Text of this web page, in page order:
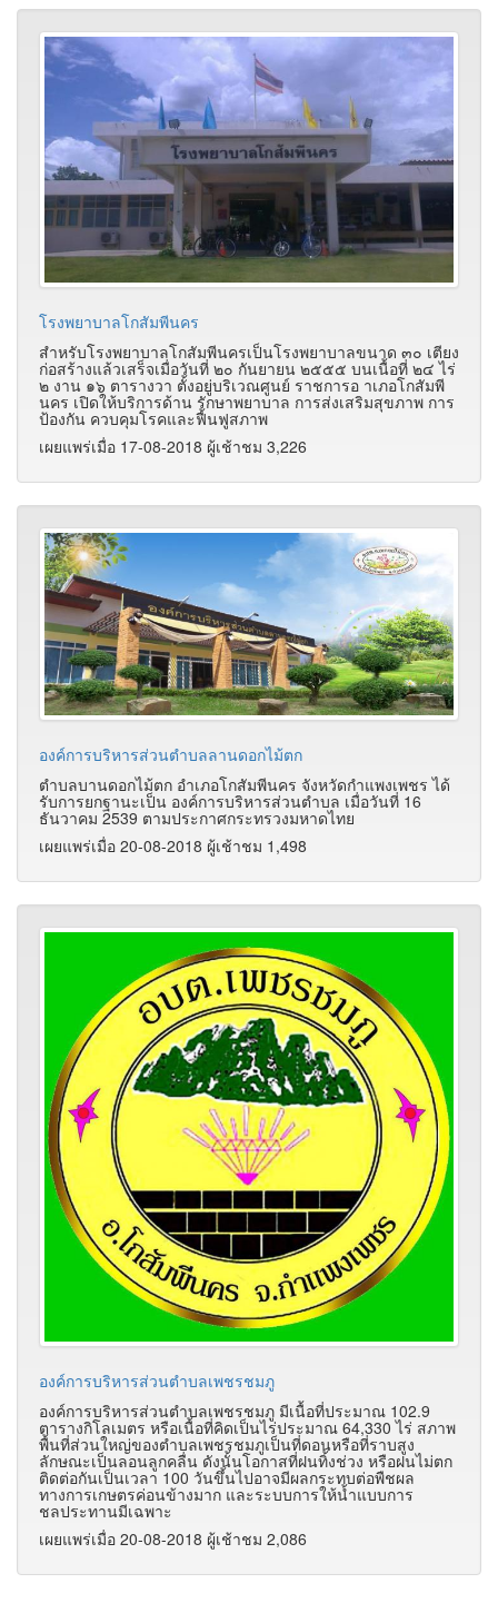
โรงพยาบาลโกสัมพีนคร
สำหรับโรงพยาบาลโกสัมพีนครเป็นโรงพยาบาลขนาด ๓๐ เตียง
ก่อสร้างแล้วเสร็จเมื่อวันที่ ๒๐ กันยายน ๒๕๕๕ บนเนื้อที่ ๒๔ ไร่
๒ งาน ๑๖ ตารางวา ตั้งอยู่บริเวณศูนย์ ราชการอ าเภอโกสัมพี
นคร เปิดให้บริการด้าน รักษาพยาบาล การส่งเสริมสุขภาพ การ
ป้องกัน ควบคุมโรคและฟื้นฟูสภาพ
เผยแพร่เมื่อ 17-08-2018 ผู้เช้าชม 3,226
องค์การบริหารส่วนตําบลลานดอกไม้ตก
ตำบลบานดอกไม้ตก อำเภอโกสัมพีนคร จังหวัดกำแพงเพชร ได้
รับการยกฐานะเป็น องค์การบริหารส่วนตำบล เมื่อวันที่ 16
ธันวาคม 2539 ตามประกาศกระทรวงมหาดไทย
เผยแพร่เมื่อ 20-08-2018 ผู้เช้าชม 1,498
องค์การบริหารส่วนตำบลเพชรชมภู
องค์การบริหารส่วนตำบลเพชรชมภู มีเนื้อที่ประมาณ 102.9
ตารางกิโลเมตร หรือเนื้อที่คิดเป็นไร่ประมาณ 64,330 ไร่ สภาพ
พื้นที่ส่วนใหญ่ของตำบลเพชรชมภูเป็นที่ดอนหรือที่ราบสูง
ลักษณะเป็นลอนลูกคลื่น ดังนั้นโอกาสที่ฝนทิ้งช่วง หรือฝนไม่ตก
ติดต่อกันเป็นเวลา 100 วันขึ้นไปอาจมีผลกระทบต่อพืชผล
ทางการเกษตรค่อนข้างมาก และระบบการให้น้ำแบบการ
ชลประทานมีเฉพาะ
เผยแพร่เมื่อ 20-08-2018 ผู้เช้าชม 2,086